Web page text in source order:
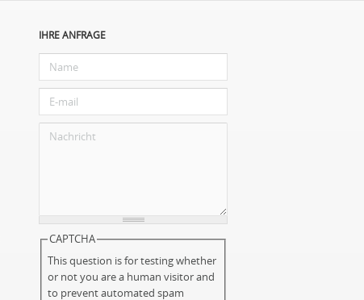
IHRE ANFRAGE
CAPTCHA
This question is for testing whether
or not you are a human visitor and
to prevent automated spam